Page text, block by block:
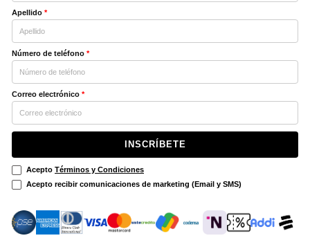
Apellido *
Número de teléfono *
Correo electrónico *
INSCRÍBETE
Acepto Términos y Condiciones
Acepto recibir comunicaciones de marketing (Email y SMS)